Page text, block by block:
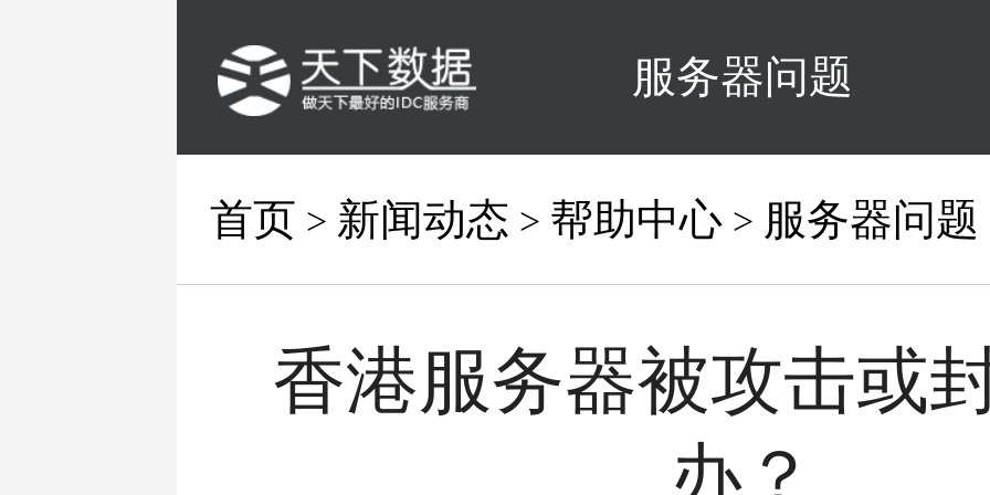
服务器问题
首页 > 新闻动态 > 帮助中心 > 服务器问题
香港服务器被攻击或
办？